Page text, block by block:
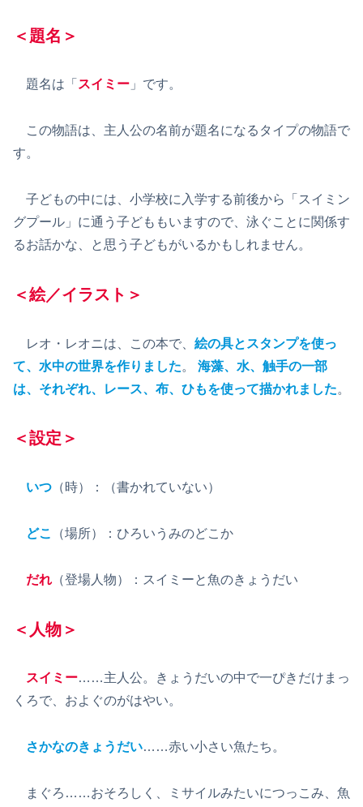
＜題名＞
題名は「 スイミー 」です。
この物語は、主人公の名前が題名になるタイプの物語で
す。
子どもの中には、小学校に入学する前後から「スイミン
グプール」に通う子どももいますので、泳ぐことに関係す
るお話かな、と思う子どもがいるかもしれません。
＜絵／イラスト＞
レオ・レオニは、この本で、 絵の具とスタンプを使っ
て、水中の世界を作りました。 海藻、水、触手の一部
は、それぞれ、レース、布、ひもを使って描かれました。
＜設定＞
いつ （時）：（書かれていない）
どこ （場所）：ひろいうみのどこか
だれ （登場人物）：スイミーと魚のきょうだい
＜人物＞
スイミー……主人公。きょうだいの中で一ぴきだけまっ
くろで、およぐのがはやい。
さかなのきょうだい……赤い小さい魚たち。
まぐろ……おそろしく、ミサイルみたいにつっこみ、魚